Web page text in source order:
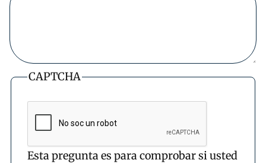
CAPTCHA
Esta pregunta es para comprobar si usted